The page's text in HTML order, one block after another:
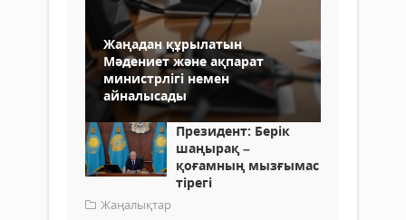
Жаңадан құрылатын
Мәдениет және ақпарат
министрлігі немен
айналысады
Президент: Берік
шаңырақ –
қоғамның мызғымас
тірегі
Жаңалықтар